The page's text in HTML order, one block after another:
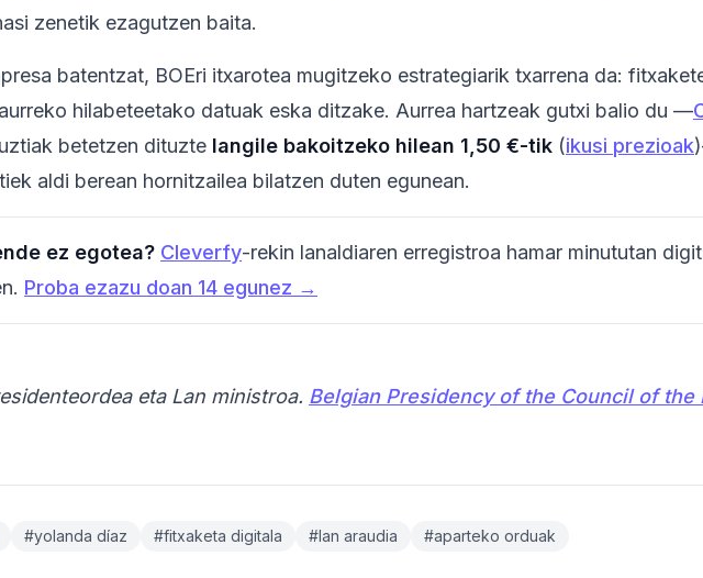
zenetik ezagutzen baita.
batentzat, BOEri itxarotea mugitzeko estrategiarik txarrena da:
hilabeteetako datuak eska ditzake. Aurrea hartzeak gutxi balio du —
betetzen dituzte langile bakoitzeko hilean 1,50 €-tik (ikusi prezioak
aldi berean hornitzailea bilatzen duten egunean.
ez egotea? Cleverfy-rekin lanaldiaren erregistroa hamar minututan
Proba ezazu doan 14 egunez →
eta Lan ministroa. Belgian Presidency of the Council of the
#yolanda díaz #fitxaketa digitala #lan araudia #aparteko orduak